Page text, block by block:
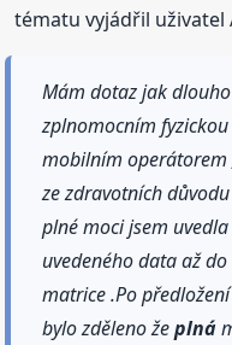
tématu vyjádřil uživatel
Mám dotaz jak
zplnomocním
mobilním operátorem
ze zdravotních
plné moci jsem
uvedeného data až
matrice .Po
bylo zděleno žeplná